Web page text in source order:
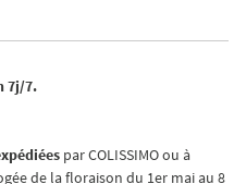
7j/7.
par COLISSIMO ou à
de la floraison du 1er mai au 8